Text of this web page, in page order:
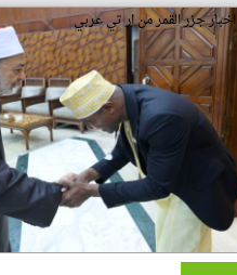
اخبار جزر القمر من ار تي عربي